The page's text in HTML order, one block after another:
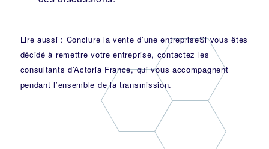
Lire aussi : Conclure la vente d’une entrepriseSi vous êtes
décidé à remettre votre entreprise, contactez les
consultants d’Actoria France, qui vous accompagnent
pendant l’ensemble de la transmission.